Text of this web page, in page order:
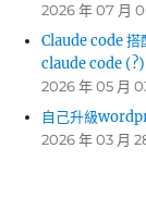
2026 年 07 月
Claude code 搭
claude code (?)
2026 年 05 月
自己升級
2026 年 03 月